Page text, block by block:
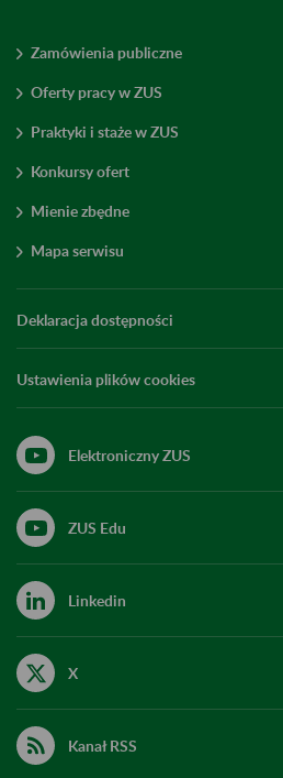
Zamówienia publiczne
Oferty pracy w ZUS
Praktyki i staże w ZUS
Konkursy ofert
Mienie zbędne
Mapa serwisu
Deklaracja dostępności
Ustawienia plików cookies
Elektroniczny ZUS
ZUS Edu
Linkedin
X
Kanał RSS